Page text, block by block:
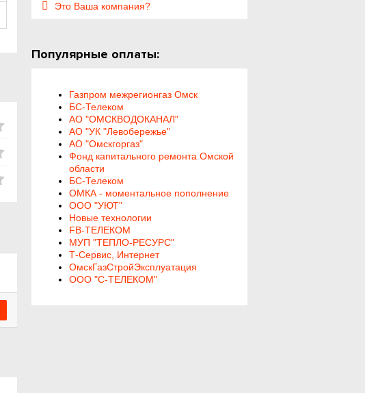
Это Ваша компания?
Популярные оплаты:
Газпром межрегионгаз Омск
БС-Телеком
АО "ОМСКВОДОКАНАЛ"
АО "УК "Левобережье"
АО "Омскгоргаз"
Фонд капитального ремонта Омской
области
БС-Телеком
ОМКА - моментальное пополнение
ООО "УЮТ"
Новые технологии
FB-ТЕЛЕКОМ
МУП "ТЕПЛО-РЕСУРС"
Т-Сервис, Интернет
ОмскГазСтройЭксплуатация
ООО "С-ТЕЛЕКОМ"